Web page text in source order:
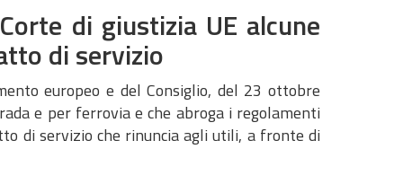
di giustizia UE alcune
di servizio
europeo e del Consiglio, del 23 ottobre
e per ferrovia e che abroga i regolamenti
di servizio che rinuncia agli utili, a fronte di